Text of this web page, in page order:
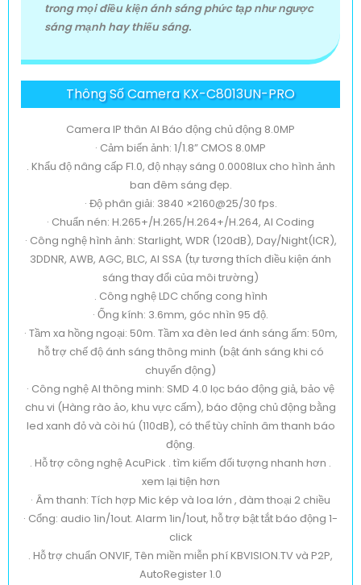
trong mọi điều kiện ánh sáng phức tạp như ngược
sáng mạnh hay thiếu sáng.
Thông Số Camera KX-C8013UN-PRO
Camera IP thân AI Báo động chủ động 8.0MP
· Cảm biến ảnh: 1/1.8” CMOS 8.0MP
. Khẩu độ nâng cấp F1.0, độ nhạy sáng 0.0008lux cho hình ảnh
ban đêm sáng đẹp.
· Độ phân giải: 3840 ×2160@25/30 fps.
· Chuẩn nén: H.265+/H.265/H.264+/H.264, AI Coding
· Công nghệ hình ảnh: Starlight, WDR (120dB), Day/Night(ICR),
3DDNR, AWB, AGC, BLC, AI SSA (tự tương thích điều kiện ánh
sáng thay đổi của môi trường)
. Công nghệ LDC chống cong hình
· Ống kính: 3.6mm, góc nhìn 95 độ.
· Tầm xa hồng ngoại: 50m. Tầm xa đèn led ánh sáng ấm: 50m,
hỗ trợ chế độ ánh sáng thông minh (bật ánh sáng khi có
chuyển động)
· Công nghệ AI thông minh: SMD 4.0 lọc báo động giả, bảo vệ
chu vi (Hàng rào ảo, khu vực cấm), báo động chủ động bằng
led xanh đỏ và còi hú (110dB), có thể tùy chỉnh âm thanh báo
động.
. Hỗ trợ công nghệ AcuPick . tìm kiếm đối tượng nhanh hơn .
xem lại tiện hơn
· Âm thanh: Tích hợp Mic kép và loa lớn , đàm thoại 2 chiều
· Cổng: audio 1in/1out. Alarm 1in/1out, hỗ trợ bật tắt báo động 1-
click
. Hỗ trợ chuẩn ONVIF, Tên miền miễn phí KBVISION.TV và P2P,
AutoRegister 1.0